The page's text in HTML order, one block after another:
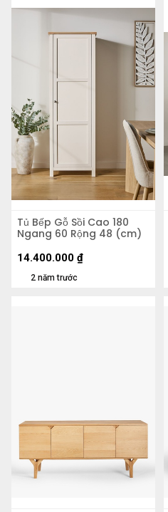
Tủ Bếp Gỗ Sồi Cao 180
Ngang 60 Rộng 48 (cm)
2 năm trước
14.400.000 ₫